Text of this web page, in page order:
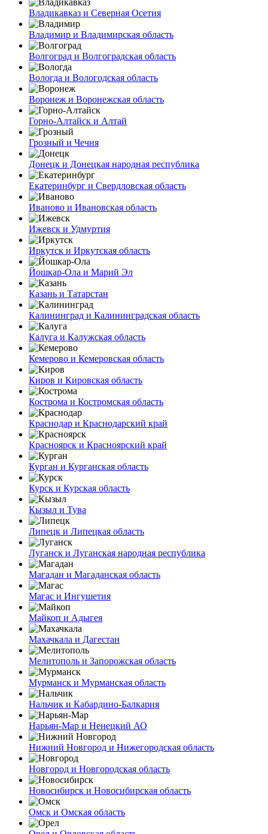
Владикавказ и Северная Осетия
Владимир и Владимирская область
Волгоград и Волгоградская область
Вологда и Вологодская область
Воронеж и Воронежская область
Горно-Алтайск и Алтай
Грозный и Чечня
Донецк и Донецкая народная республика
Екатеринбург и Свердловская область
Иваново и Ивановская область
Ижевск и Удмуртия
Иркутск и Иркутская область
Йошкар-Ола и Марий Эл
Казань и Татарстан
Калининград и Калининградская область
Калуга и Калужская область
Кемерово и Кемеровская область
Киров и Кировская область
Кострома и Костромская область
Краснодар и Краснодарский край
Красноярск и Красноярский край
Курган и Курганская область
Курск и Курская область
Кызыл и Тува
Липецк и Липецкая область
Луганск и Луганская народная республика
Магадан и Магаданская область
Магас и Ингушетия
Майкоп и Адыгея
Махачкала и Дагестан
Мелитополь и Запорожская область
Мурманск и Мурманская область
Нальчик и Кабардино-Балкария
Нарьян-Мар и Ненецкий АО
Нижний Новгород и Нижегородская область
Новгород и Новгородская область
Новосибирск и Новосибирская область
Омск и Омская область